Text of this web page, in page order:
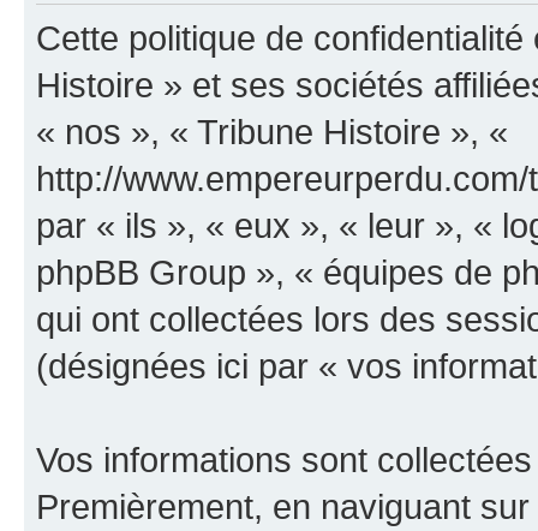
Cette politique de
Histoire » et ses sociétés
« nos », « Tribune Histoire », «
http://
par « ils », « eux », « leur », «
phpBB Group », « équipes de
qui ont collectées lors des
(désignées ici par « vos
Vos informations sont
Premièrement, en naviguant